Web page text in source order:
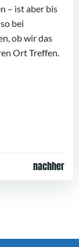
– ist aber bis
bei
ob wir das
Ort Treffen.
nachher